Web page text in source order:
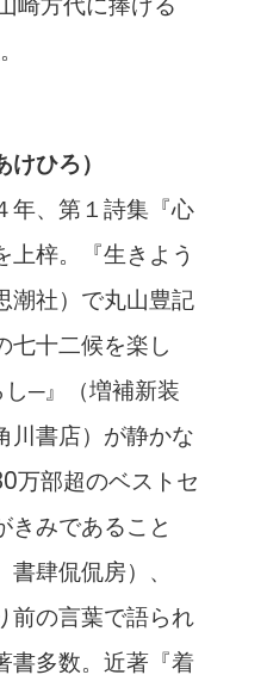
ひろ）
、第１詩集『心
上梓。『生きよう
潮社）で丸山豊記
七十二候を楽し
─』（増補新装
川書店）が静かな
万部超のベストセ
きみであること
肆侃侃房）、
前の言葉で語られ
書多数。近著『着